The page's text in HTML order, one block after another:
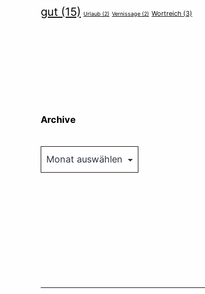
gut (15) Urlaub (2) Vernissage (2) Wortreich (3)
Archive